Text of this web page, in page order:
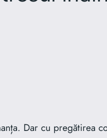
Dar cu pregătirea